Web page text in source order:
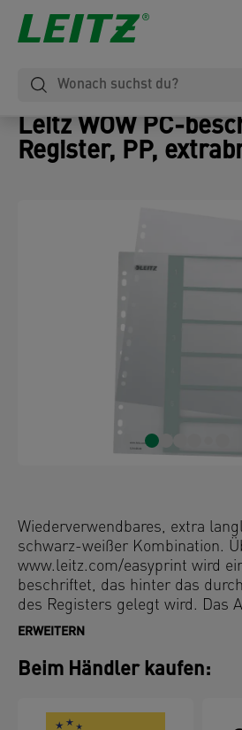
Leitz WOW PC-
Register, PP,
Wiederverwendbares, extra
schwarz-weißer Kombination.
www.leitz.com/easyprint wird
beschriftet, das hinter das
des Registers gelegt wird. Das
beliebig oft ausgetauscht und
ERWEITERN
Beim Händler kaufen: